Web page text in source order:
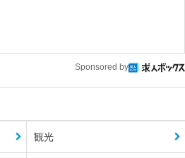
Sponsored by
観光